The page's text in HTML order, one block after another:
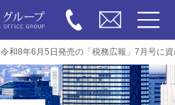
令和8年6月5日発売の「税務広報」7月号に